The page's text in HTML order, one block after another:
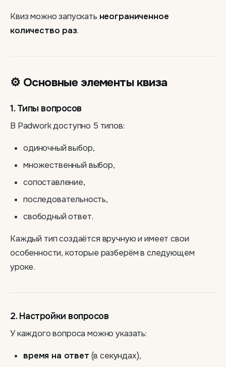
Квиз можно запускать неограниченное
количество раз.
⚙️ Основные элементы квиза
1. Типы вопросов
В Padwork доступно 5 типов:
одиночный выбор,
множественный выбор,
сопоставление,
последовательность,
свободный ответ.
Каждый тип создаётся вручную и имеет свои
особенности, которые разберём в следующем
уроке.
2. Настройки вопросов
У каждого вопроса можно указать:
время на ответ (в секундах),